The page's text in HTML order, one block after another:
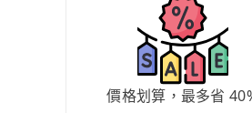
價格划算，最多省